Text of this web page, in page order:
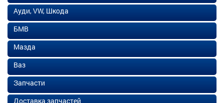
Ауди, VW, Шкода
БМВ
Мазда
Ваз
Запчасти
Доставка запчастей